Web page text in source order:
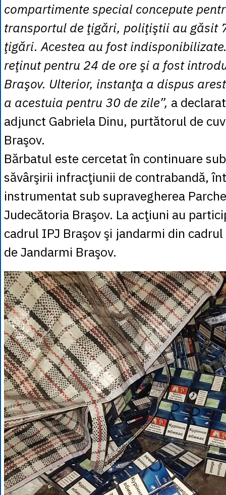
compartimente special concepute
transportul de ţigări, poliţiştii au găsit
ţigări. Acestea au fost
reţinut pentru 24 de ore şi a fost
Braşov. Ulterior, instanţa a dispus
a acestuia pentru 30 de zile”, a
adjunct Gabriela Dinu, purtătorul de
Braşov.
Bărbatul este cercetat în continuare
săvârşirii infracţiunii de contrabandă,
instrumentat sub supravegherea
Judecătoria Braşov. La acţiuni au
cadrul IPJ Braşov şi jandarmi din
de Jandarmi Braşov.